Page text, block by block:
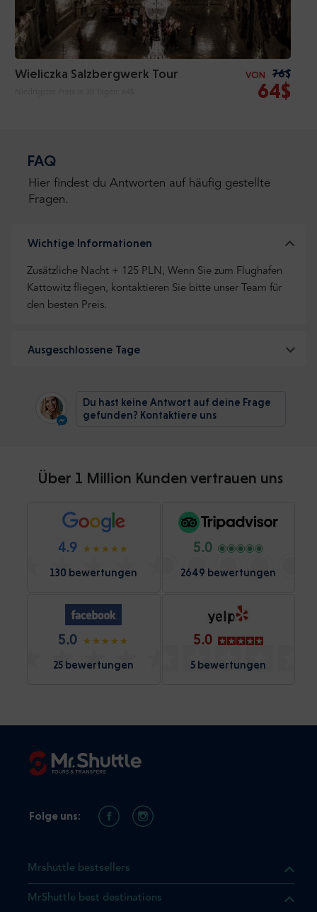
Wieliczka Salzbergwerk Tour VON 76$
64$
FAQ
Hier findest du Antworten auf häufig gestellte
Fragen.
Wichtige Informationen
Zusätzliche Nacht + 125 PLN, Wenn Sie zum Flughafen
Kattowitz fliegen, kontaktieren Sie bitte unser Team für
den besten Preis.
Ausgeschlossene Tage
Du hast keine Antwort auf deine Frage
gefunden? Kontaktiere uns
Über 1 Million Kunden vertrauen uns
4.9
130 bewertungen
5.0
2649 bewertungen
5.0
25 bewertungen
5.0
5 bewertungen
Mrshuttle bestsellers
MrShuttle best destinations
Folge uns: